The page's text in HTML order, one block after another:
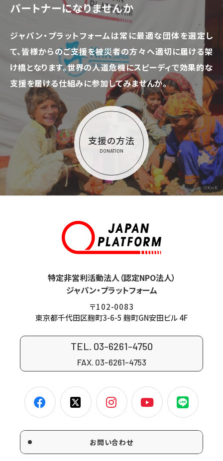
パートナーになりませんか
ジャパン・プラットフォームは常に最適な団体を選定し
て、皆様からのご支援を被災者の方々へ適切に届ける架
け橋となります。世界の人道危機にスピーディで効果的な
支援を届ける仕組みに参加してみませんか。
支援の方法
DONATION
©KnK
特定非営利活動法人（認定NPO法人）
ジャパン・プラットフォーム
〒102-0083
東京都千代田区麹町3-6-5 麹町GN安田ビル 4F
TEL. 03-6261-4750
FAX. 03-6261-4753
お問い合わせ